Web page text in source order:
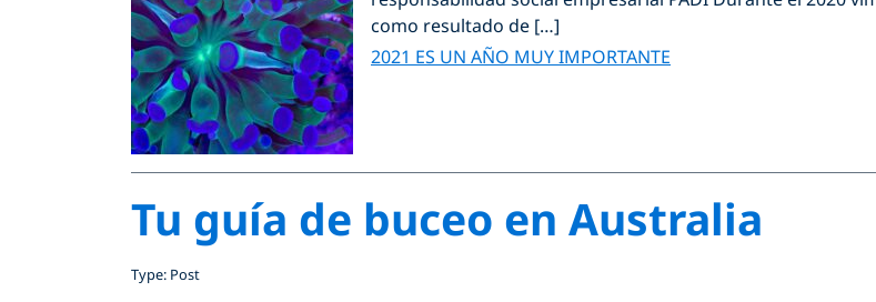
como resultado de […]
2021 ES UN AÑO MUY IMPORTANTE
Tu guía de buceo en Australia
Type: Post